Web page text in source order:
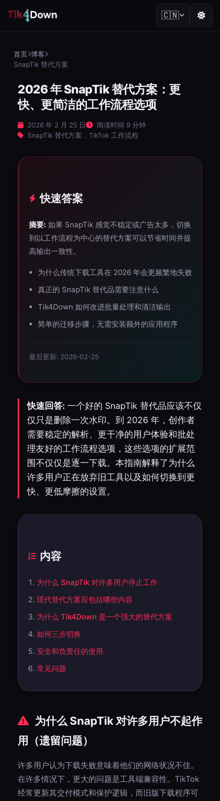
🇨🇳
首页 博客
SnapTik 替代方案
2026 年 SnapTik 替代方案：更
快、更简洁的工作流程选项
2026 年 2 月 25 日
阅读时间 9 分钟
SnapTik 替代方案，TikTok 工作流程
快速答案
摘要: 如果 SnapTik 感觉不稳定或广告太多，切换
到以工作流程为中心的替代方案可以节省时间并提
高输出一致性。
为什么传统下载工具在 2026 年会更频繁地失败
真正的 SnapTik 替代品需要注意什么
Tik4Down 如何改进批量处理和清洁输出
简单的迁移步骤，无需安装额外的应用程序
最后更新: 2026-02-25
快速回答: 一个好的 SnapTik 替代品应该不仅
仅只是删除一次水印。到 2026 年，创作者
需要稳定的解析、更干净的用户体验和批处
理友好的工作流程选项，这些选项的扩展范
围不仅仅是逐一下载。本指南解释了为什么
许多用户正在放弃旧工具以及如何切换到更
快、更低摩擦的设置。
内容
为什么 SnapTik 对许多用户停止工作
现代替代方案应包括哪些内容
为什么 Tik4Down 是一个强大的替代方案
如何三步切换
安全和负责任的使用
常见问题
为什么 SnapTik 对许多用户不起作
用（遗留问题）
许多用户认为下载失败意味着他们的网络状况不佳。
在许多情况下，更大的问题是工具端兼容性。TikTok
经常更新其交付模式和保护逻辑，而旧版下载程序可